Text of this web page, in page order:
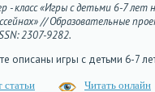
класс «Игры с детьми 6-7 лет
// Образовательные
2307-9282.
описаны игры с детьми 6-7
статьи Читать онлайн